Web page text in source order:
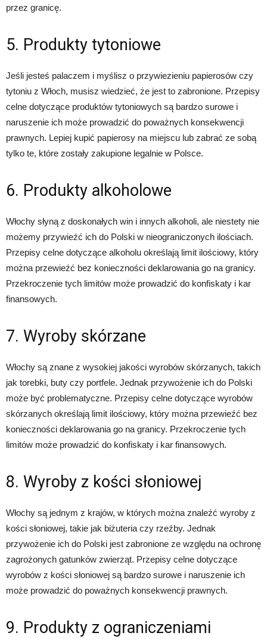
przez granicę.
5. Produkty tytoniowe
Jeśli jesteś palaczem i myślisz o przywiezieniu papierosów czy
tytoniu z Włoch, musisz wiedzieć, że jest to zabronione. Przepisy
celne dotyczące produktów tytoniowych są bardzo surowe i
naruszenie ich może prowadzić do poważnych konsekwencji
prawnych. Lepiej kupić papierosy na miejscu lub zabrać ze sobą
tylko te, które zostały zakupione legalnie w Polsce.
6. Produkty alkoholowe
Włochy słyną z doskonałych win i innych alkoholi, ale niestety nie
możemy przywieźć ich do Polski w nieograniczonych ilościach.
Przepisy celne dotyczące alkoholu określają limit ilościowy, który
można przewieźć bez konieczności deklarowania go na granicy.
Przekroczenie tych limitów może prowadzić do konfiskaty i kar
finansowych.
7. Wyroby skórzane
Włochy są znane z wysokiej jakości wyrobów skórzanych, takich
jak torebki, buty czy portfele. Jednak przywożenie ich do Polski
może być problematyczne. Przepisy celne dotyczące wyrobów
skórzanych określają limit ilościowy, który można przewieźć bez
konieczności deklarowania go na granicy. Przekroczenie tych
limitów może prowadzić do konfiskaty i kar finansowych.
8. Wyroby z kości słoniowej
Włochy są jednym z krajów, w których można znaleźć wyroby z
kości słoniowej, takie jak biżuteria czy rzeźby. Jednak
przywożenie ich do Polski jest zabronione ze względu na ochronę
zagrożonych gatunków zwierząt. Przepisy celne dotyczące
wyrobów z kości słoniowej są bardzo surowe i naruszenie ich
może prowadzić do poważnych konsekwencji prawnych.
9. Produkty z ograniczeniami